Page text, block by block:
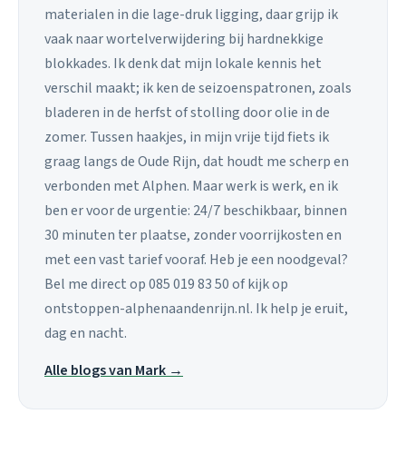
materialen in die lage-druk ligging, daar grijp ik
vaak naar wortelverwijdering bij hardnekkige
blokkades. Ik denk dat mijn lokale kennis het
verschil maakt; ik ken de seizoenspatronen, zoals
bladeren in de herfst of stolling door olie in de
zomer. Tussen haakjes, in mijn vrije tijd fiets ik
graag langs de Oude Rijn, dat houdt me scherp en
verbonden met Alphen. Maar werk is werk, en ik
ben er voor de urgentie: 24/7 beschikbaar, binnen
30 minuten ter plaatse, zonder voorrijkosten en
met een vast tarief vooraf. Heb je een noodgeval?
Bel me direct op 085 019 83 50 of kijk op
ontstoppen-alphenaandenrijn.nl. Ik help je eruit,
dag en nacht.
Alle blogs van Mark →